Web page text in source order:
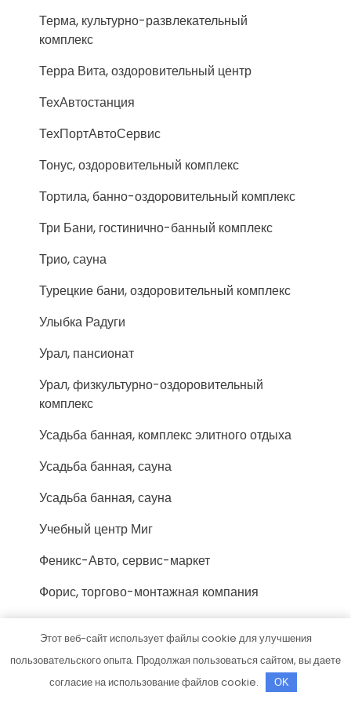
Терма, культурно-развлекательный
комплекс
Терра Вита, оздоровительный центр
ТехАвтостанция
ТехПортАвтоСервис
Тонус, оздоровительный комплекс
Тортила, банно-оздоровительный комплекс
Три Бани, гостинично-банный комплекс
Трио, сауна
Турецкие бани, оздоровительный комплекс
Улыбка Радуги
Урал, пансионат
Урал, физкультурно-оздоровительный
комплекс
Усадьба банная, комплекс элитного отдыха
Усадьба банная, сауна
Усадьба банная, сауна
Учебный центр Миг
Феникс-Авто, сервис-маркет
Форис, торгово-монтажная компания
Фортуна, сауна
Хижина охотника, гостевой дом
Хозмаркет
Этот веб-сайт использует файлы cookie для улучшения
пользовательского опыта. Продолжая пользоваться сайтом, вы даете
согласие на использование файлов cookie.
OK